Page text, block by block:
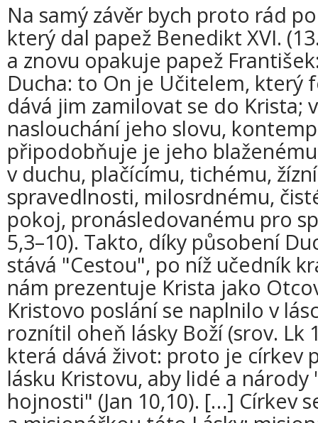
Na samý závěr bych proto rád
který dal papež Benedikt XVI.
a znovu opakuje papež
Ducha: to On je Učitelem, který
dává jim zamilovat se do Krista;
naslouchání jeho slovu,
připodobňuje je jeho
v duchu, plačícímu, tichému,
spravedlnosti, milosrdnému,
pokoj, pronásledovanému pro
5,3–10). Takto, díky působení
stává "Cestou", po níž učedník
nám prezentuje Krista jako
Kristovo poslání se naplnilo v
roznítil oheň lásky Boží (srov. Lk
která dává život: proto je církev
lásku Kristovu, aby lidé a
hojnosti" (Jan 10,10). […] Církev